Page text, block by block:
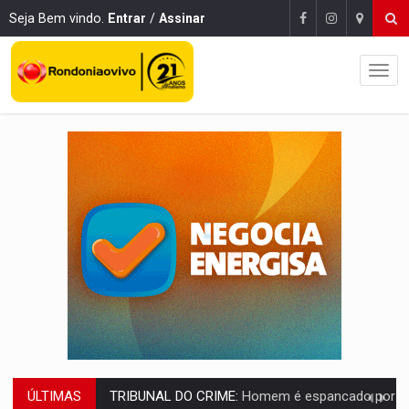
Seja Bem vindo. Entrar / Assinar
ÚLTIMAS TRIBUNAL DO CRIME: Homem é espancado por facção criminosa